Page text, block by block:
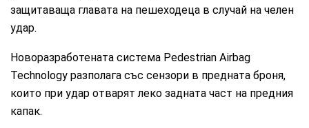
защитаваща главата на пешеходеца в случай на челен
удар.
Новоразработената система Pedestrian Airbag
Technology разполага със сензори в предната броня,
които при удар отварят леко задната част на предния
капак.